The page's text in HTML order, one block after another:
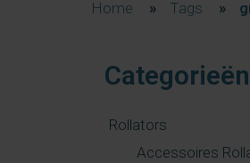
Home » Tags »
Categorieën
Rollators
Accessoires